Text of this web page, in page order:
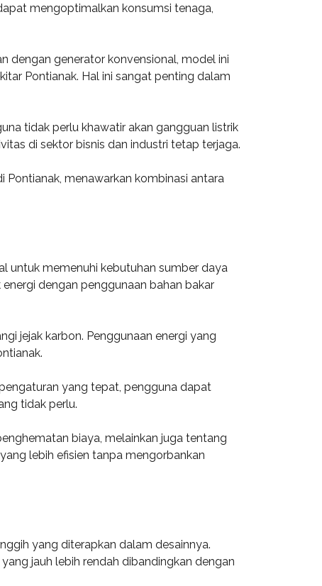
mengoptimalkan konsumsi tenaga,
dengan generator konvensional, model ini
Pontianak. Hal ini sangat penting dalam
tidak perlu khawatir akan gangguan listrik
di sektor bisnis dan industri tetap terjaga.
menawarkan kombinasi antara
untuk memenuhi kebutuhan sumber daya
dengan penggunaan bahan bakar
jejak karbon. Penggunaan energi yang
yang tepat, pengguna dapat
tidak perlu.
biaya, melainkan juga tentang
lebih efisien tanpa mengorbankan
yang diterapkan dalam desainnya.
jauh lebih rendah dibandingkan dengan